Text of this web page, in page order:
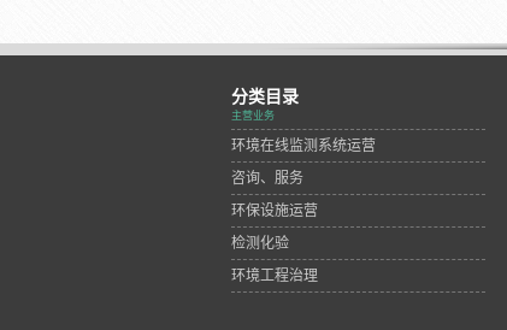
分类目录
主营业务
环境在线监测系统运营
咨询、服务
环保设施运营
检测化验
环境工程治理